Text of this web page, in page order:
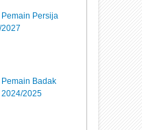
Pemain Persija
Pemain Badak
2024/2025